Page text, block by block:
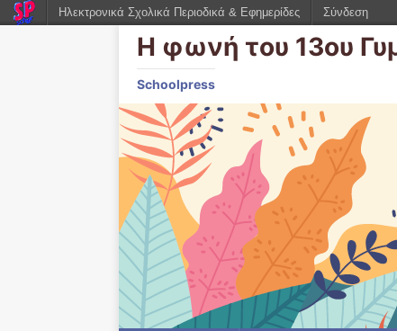
Η φωνή του 13ου
Schoolpress
Ηλεκτρονικά Σχολικά Περιοδικά & Εφημερίδες Σύνδεση